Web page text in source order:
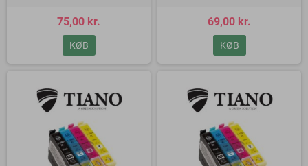
75,00 kr.
KØB
69,00 kr.
KØB